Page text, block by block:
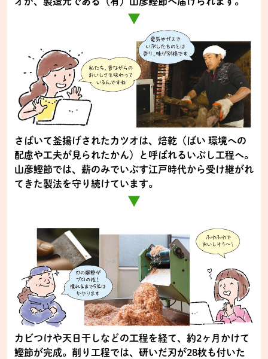
▼
さばいて釜揚げされたカツオは、焙乾（ばい 環境への
配慮や工夫が見られたかん）と呼ばれるいぶし工程へ。
山彦鰹節では、薪のみでいぶす江戸時代から受け継がれ
てきた製法を守り続けています。
▼
カビつけや天日干しなどの工程を経て、約2ヶ月かけて
鰹節が完成。削り工程では、研いだ刃が28枚も付いた